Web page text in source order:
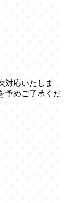
対応いたしま
予めご了承くだ